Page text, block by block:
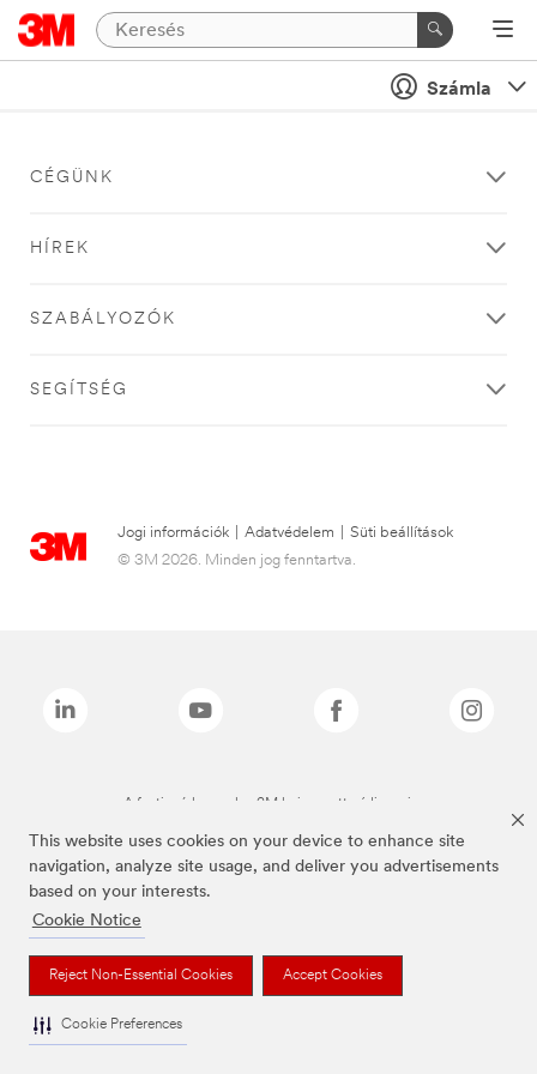
This website uses cookies on your device to enhance site
navigation, analyze site usage, and deliver you advertisements
based on your interests.
Cookie Notice
Reject Non-Essential Cookies Accept Cookies
Cookie Preferences
Számla
CÉGÜNK
HÍREK
SZABÁLYOZÓK
SEGÍTSÉG
Jogi információk Adatvédelem
Süti beállítások
© 3M 2026. Minden jog fenntartva.
A fenti márkanevek a 3M bejegyzett védjegyei.